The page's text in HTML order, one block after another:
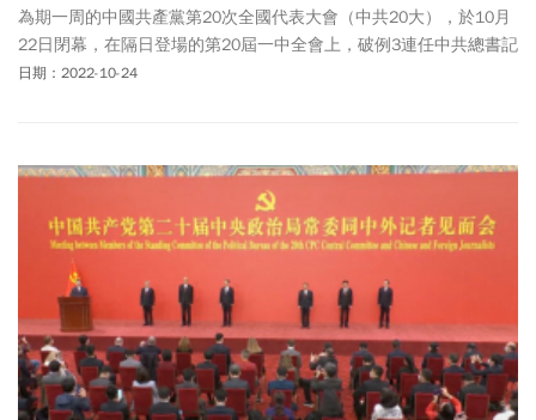
為期一周的中國共產黨第20次全國代表大會（中共20大），於10月
22日閉幕，在隔日登場的第20屆一中全會上，破例3連任中共總書記
的習近平，帶領新一屆中央政治局常委正式亮相。
日期：2022-10-24